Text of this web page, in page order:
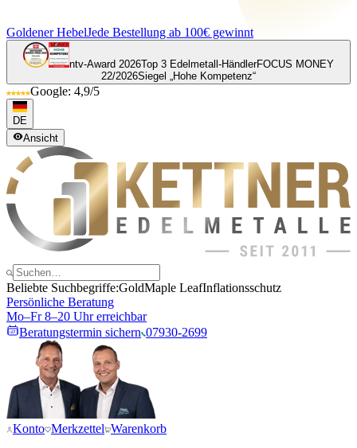
Goldener HebelJede Bestellung ab 100€ gewinnt
ntv-Award 2026Top 3 Edelmetall-HändlerFOCUS MONEY
22/2026Siegel „Hohe Kompetenz“
Google: 4,9/5
DE
Ansicht
Beliebte Suchbegriffe:GoldMaple LeafInflationsschutz
Persönliche Beratung
Mo–Fr 8–20 Uhr erreichbar
Beratungstermin sichern 07930-2699
Konto Merkzettel Warenkorb